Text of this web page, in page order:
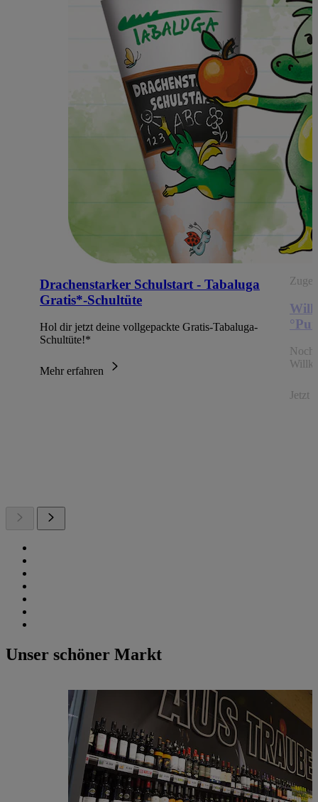
Drachenstarker Schulstart - Tabaluga
Gratis*-Schultüte
Hol dir jetzt deine vollgepackte Gratis-Tabaluga-
Schultüte!*
Mehr erfahren
Noch
Jetzt
Unser schöner Markt